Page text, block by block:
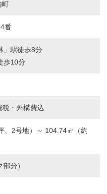
町
番
」駅徒歩8分
歩10分
・外構費込
、2号地）～ 104.74㎡（約
分）